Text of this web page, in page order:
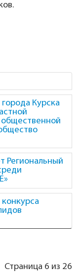
Курска
Региональный
Страница 6 из 26